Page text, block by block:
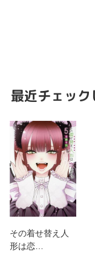
最近チェッ
その着せ替え人
形は恋…